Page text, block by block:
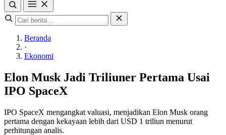
Beranda
·
Ekonomi
Elon Musk Jadi Triliuner Pertama Usai
IPO SpaceX
IPO SpaceX mengangkat valuasi, menjadikan Elon Musk orang
pertama dengan kekayaan lebih dari USD 1 triliun menurut
perhitungan analis.